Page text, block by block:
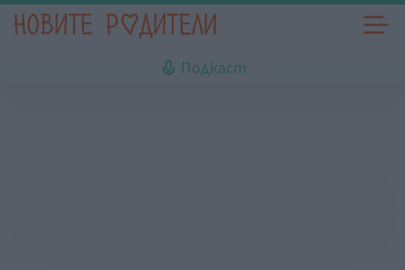
Подкаст